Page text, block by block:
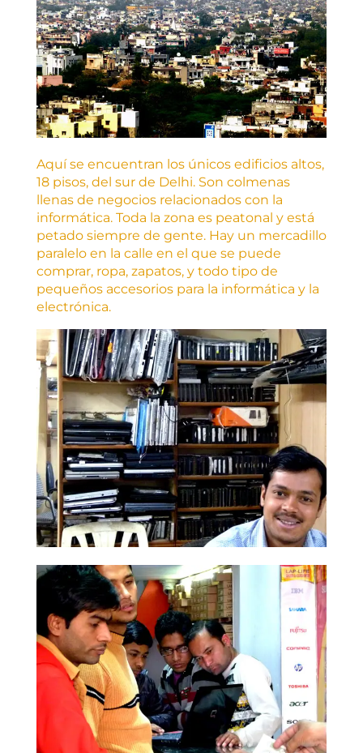
Aquí se encuentran los únicos edificios altos,
18 pisos, del sur de Delhi. Son colmenas
llenas de negocios relacionados con la
informática. Toda la zona es peatonal y está
petado siempre de gente. Hay un mercadillo
paralelo en la calle en el que se puede
comprar, ropa, zapatos, y todo tipo de
pequeños accesorios para la informática y la
electrónica.